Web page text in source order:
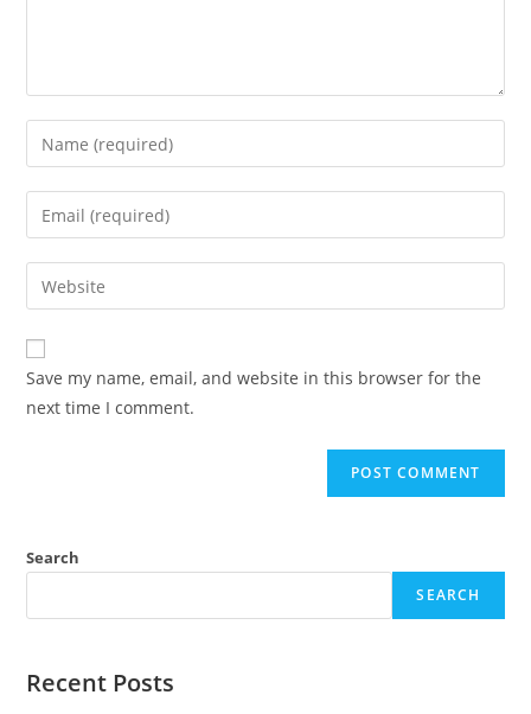
Save my name, email, and website in this browser for the
next time I comment.
Search
SEARCH
Recent Posts